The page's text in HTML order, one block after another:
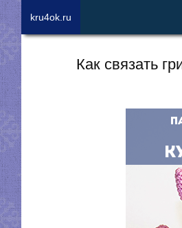
Как связать
kru4ok.ru